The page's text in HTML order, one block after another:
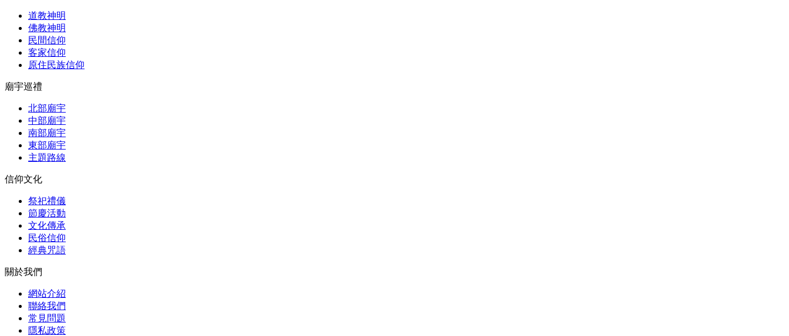
道教神明
佛教神明
民間信仰
客家信仰
原住民族信仰
廟宇巡禮
北部廟宇
中部廟宇
南部廟宇
東部廟宇
主題路線
信仰文化
祭祀禮儀
節慶活動
文化傳承
民俗信仰
經典咒語
關於我們
網站介紹
聯絡我們
常見問題
隱私政策